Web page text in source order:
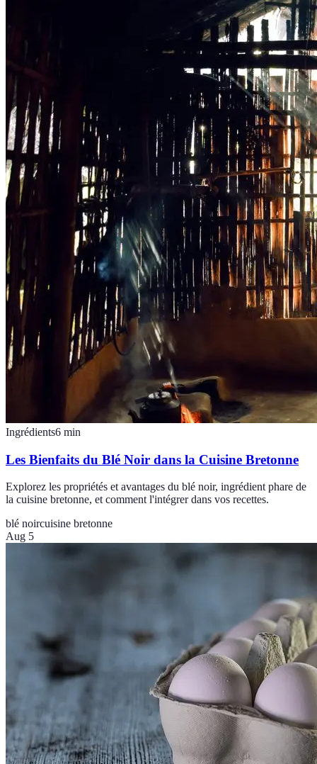
Ingrédients6 min
Les Bienfaits du Blé Noir dans la Cuisine Bretonne
Explorez les propriétés et avantages du blé noir, ingrédient phare de
la cuisine bretonne, et comment l'intégrer dans vos recettes.
blé noircuisine bretonne
Aug 5